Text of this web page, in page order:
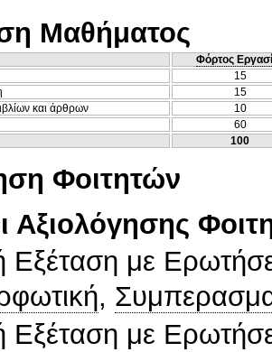
Μαθήματος
Φόρτος
15
15
και άρθρων
10
60
100
Φοιτητών
Αξιολόγησης
Εξέταση με
,
Εξέταση με